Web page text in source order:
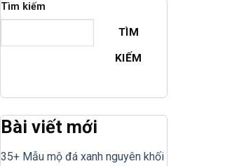
Tìm kiếm
TÌM
KIẾM
Bài viết mới
35+ Mẫu mộ đá xanh nguyên khối